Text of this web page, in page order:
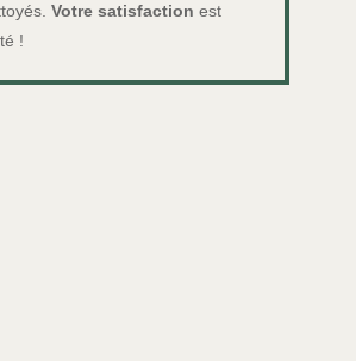
Votre satisfaction est
!